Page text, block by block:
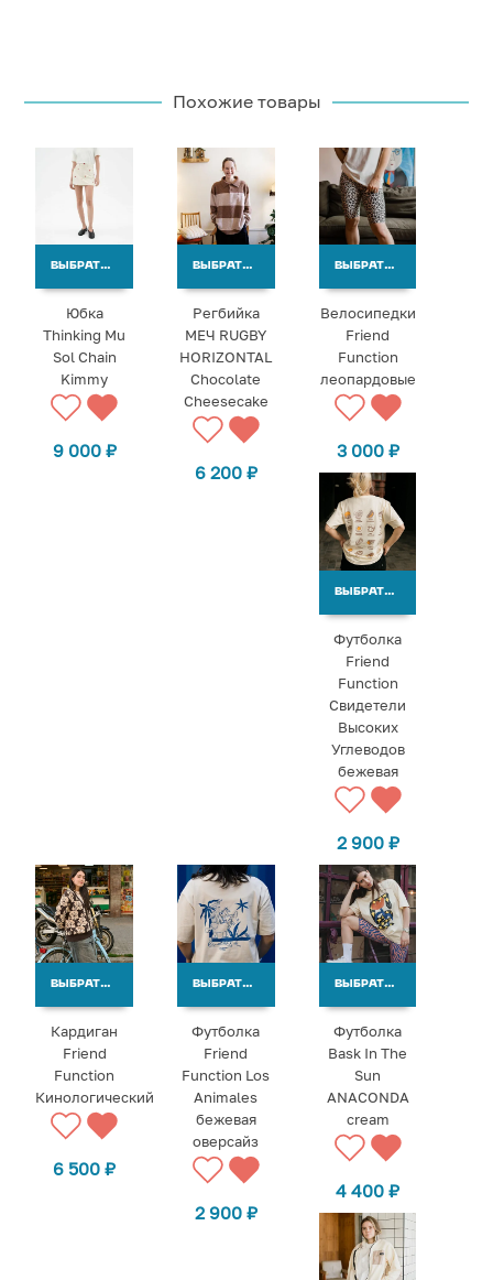
Похожие товары
ВЫБРАТЬ ВАРИАНТЫ
Юбка
Thinking Mu
Sol Chain
Kimmy
9 000 ₽
ВЫБРАТЬ ВАРИАНТЫ
Регбийка
МЕЧ RUGBY
HORIZONTAL
Chocolate
Cheesecake
6 200 ₽
ВЫБРАТЬ ВАРИАНТЫ
Велосипедки
Friend
Function
леопардовые
3 000 ₽
ВЫБРАТЬ ВАРИАНТЫ
Футболка
Friend
Function
Свидетели
Высоких
Углеводов
бежевая
2 900 ₽
ВЫБРАТЬ ВАРИАНТЫ
Кардиган
Friend
Function
Кинологический
6 500₽
ВЫБРАТЬ ВАРИАНТЫ
Футболка
Friend
Function Los
Animales
бежевая
оверсайз
2 900 ₽
ВЫБРАТЬ ВАРИАНТЫ
Футболка
Bask In The
Sun
ANACONDA
cream
4 400₽